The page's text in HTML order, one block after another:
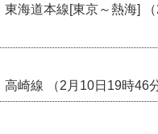
東海道本線[東京～熱海]
高崎線 （2月10日19時46